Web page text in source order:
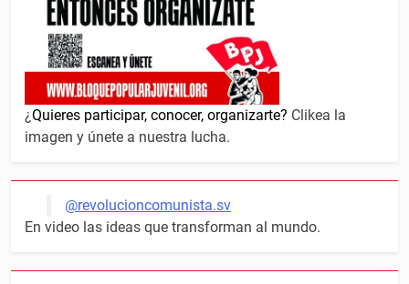
¿Quieres participar, conocer, organizarte? Clikea la
imagen y únete a nuestra lucha.
@revolucioncomunista.sv
En video las ideas que transforman al mundo.